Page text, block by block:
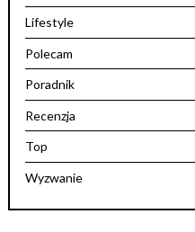
Lifestyle
Polecam
Poradnik
Recenzja
Top
Wyzwanie